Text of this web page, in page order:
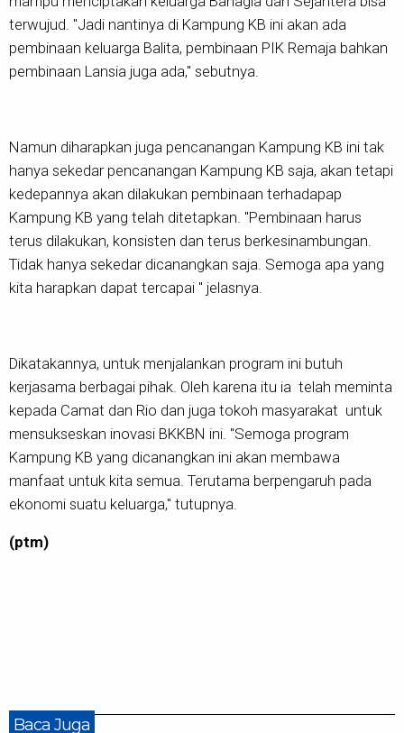
terwujud. "Jadi nantinya di Kampung KB ini akan ada
pembinaan keluarga Balita, pembinaan PIK Remaja bahkan
pembinaan Lansia juga ada," sebutnya.
Namun diharapkan juga pencanangan Kampung KB ini tak
hanya sekedar pencanangan Kampung KB saja, akan tetapi
kedepannya akan dilakukan pembinaan terhadapap
Kampung KB yang telah ditetapkan. "Pembinaan harus
terus dilakukan, konsisten dan terus berkesinambungan.
Tidak hanya sekedar dicanangkan saja. Semoga apa yang
kita harapkan dapat tercapai " jelasnya.
Dikatakannya, untuk menjalankan program ini butuh
kerjasama berbagai pihak. Oleh karena itu ia telah meminta
kepada Camat dan Rio dan juga tokoh masyarakat untuk
mensukseskan inovasi BKKBN ini. "Semoga program
Kampung KB yang dicanangkan ini akan membawa
manfaat untuk kita semua. Terutama berpengaruh pada
ekonomi suatu keluarga," tutupnya.
(ptm)
Baca Juga